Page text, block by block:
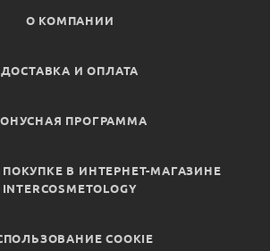
О КОМПАНИИ
ДОСТАВКА И ОПЛАТА
ПРОГРАММА
В ИНТЕРНЕТ-МАГАЗИНЕ
INTERCOSMETOLOGY
COOKIE